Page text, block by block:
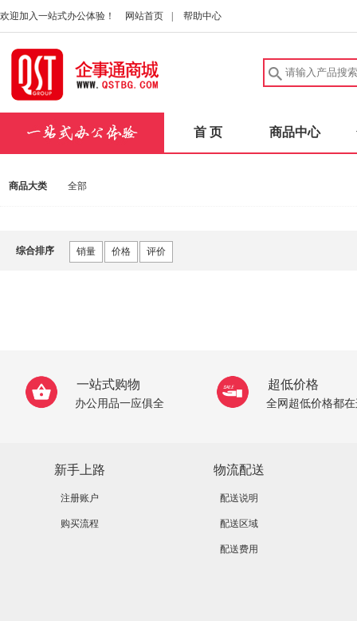
欢迎加入一站式办公体验！ 网站首页 帮助中心
首 页 商品中心
商品大类 全部
综合排序 销量 价格 评价
一站式购物
办公用品一应俱全
超低价格
全网超低价格都
新手上路
注册账户
购买流程
物流配送
配送说明
配送区域
配送费用